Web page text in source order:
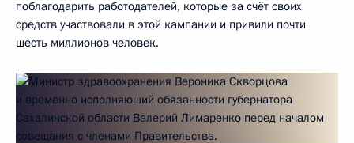
поблагодарить работодателей, которые за счёт своих
средств участвовали в этой кампании и привили почти
шесть миллионов человек.